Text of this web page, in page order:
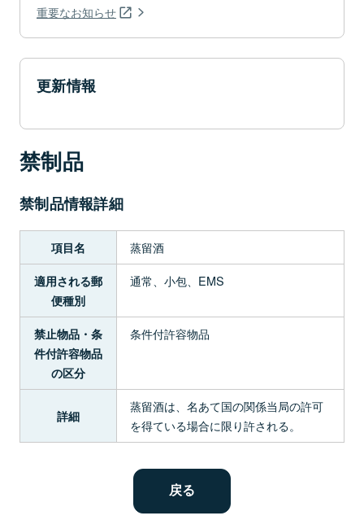
重要なお知らせ
更新情報
禁制品
禁制品情報詳細
項目名 蒸留酒
適用される郵
便種別
通常、小包、EMS
禁止物品・条
件付許容物品
の区分
条件付許容物品
詳細
蒸留酒は、名あて国の関係当局の許可
を得ている場合に限り許される。